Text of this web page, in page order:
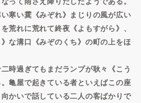
寒い霙《みぞれ》まじりの風が広い
荒れに荒れて終夜《よもすがら》、
な溝口《みぞのくち》の町の上をほ
時過ぎてもまだランプが耿々《こう
亀屋で起きている者といえばこの座
かいで話している二人の客ばかりで